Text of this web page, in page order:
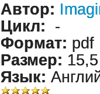
Автор:
Цикл: -
Формат: pdf
Размер:
Язык: